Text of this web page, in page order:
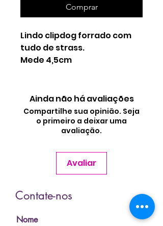
Comprar
Lindo clipdog forrado com
tudo de strass.
Mede 4,5cm
Ainda não há avaliações
Compartilhe sua opinião. Seja
o primeiro a deixar uma
avaliação.
Avaliar
Contate-nos
Nome